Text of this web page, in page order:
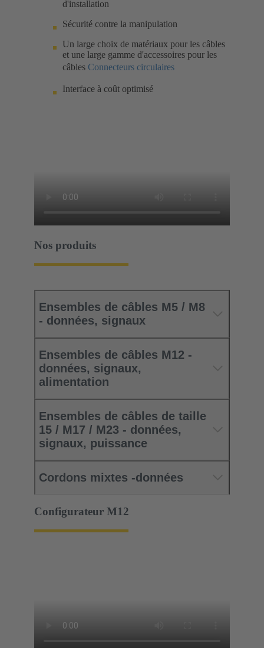
d'installation
Sécurité contre la manipulation
Un large choix de matériaux pour les câbles
et une large gamme d'accessoires pour les
câbles Connecteurs circulaires
Interface à coût optimisé
Nos produits
Ensembles de câbles M5 / M8
- données, signaux
Ensembles de câbles M12 -
données, signaux,
alimentation
Ensembles de câbles de taille
15 / M17 / M23 - données,
signaux, puissance
Cordons mixtes -données
Configurateur M12